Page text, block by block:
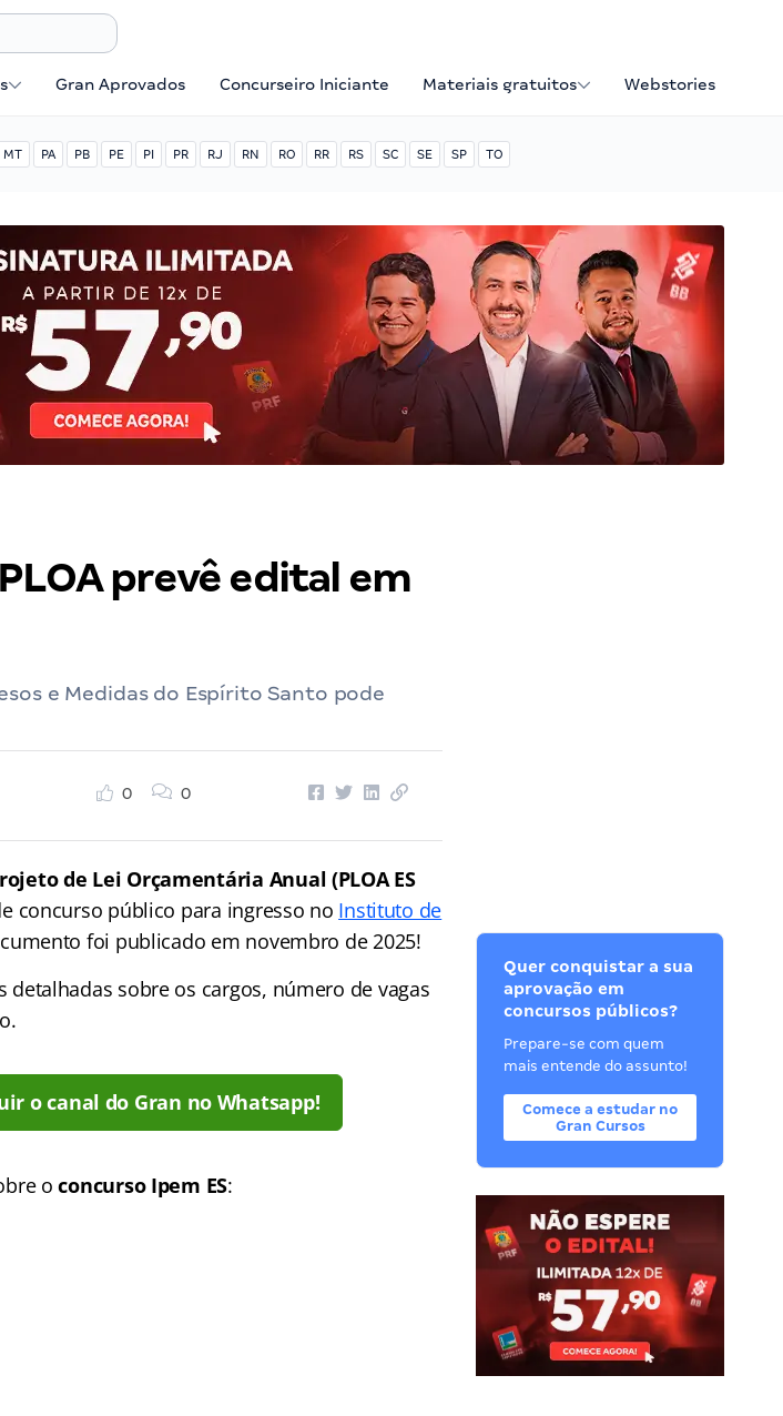
Gran Aprovados Concurseiro Iniciante Materiais gratuitos Webstories
MT PA PB PE PI PR RJ RN RO RR RS SC SE SP TO
prevê edital em
e Medidas do Espírito Santo pode
0 0
de Lei Orçamentária Anual (PLOA ES
concurso público para ingresso no Instituto de
foi publicado em novembro de 2025!
sobre os cargos, número de vagas
o canal do Gran no Whatsapp!
oconcurso Ipem ES:
Quer conquistar a sua
aprovação em
concursos públicos?
Prepare-se com quem
mais entende do assunto!
Comece a estudar no
Gran Cursos